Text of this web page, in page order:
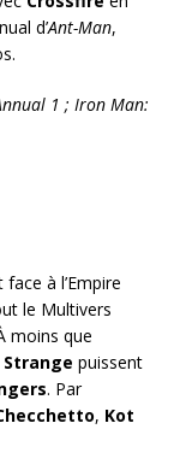
d’Ant-Man,
1 ; Iron Man:
à l’Empire
le Multivers
moins que
puissent
. Par
, Kot